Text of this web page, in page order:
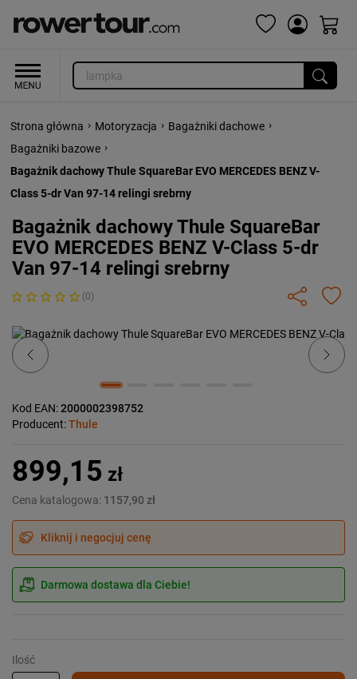
Strona główna › Motoryzacja › Bagażniki dachowe ›
Bagażniki bazowe ›
Bagażnik dachowy Thule SquareBar EVO MERCEDES BENZ V-
Class 5-dr Van 97-14 relingi srebrny
Bagażnik dachowy Thule SquareBar
EVO MERCEDES BENZ V-Class 5-dr
Van 97-14 relingi srebrny
(0)
Previous Next
Kod EAN:2000002398752
Producent:Thule
899,15 zł
Cena katalogowa: 1157,90 zł
Kliknij i negocjuj cenę
Darmowa dostawa dla Ciebie!
Ilość